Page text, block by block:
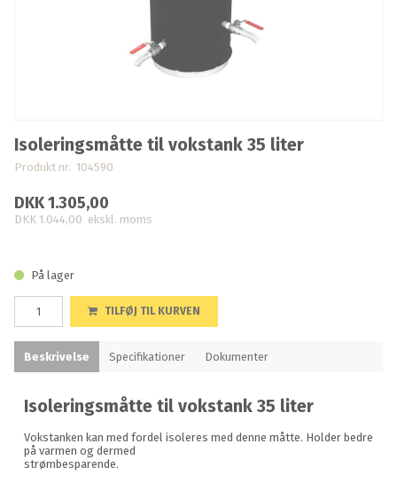
Isoleringsmåtte til vokstank 35 liter
Produkt nr. 104590
DKK 1.305,00
DKK 1.044,00 ekskl. moms
På lager
TILFØJ TIL KURVEN
Beskrivelse Specifikationer Dokumenter
Isoleringsmåtte til vokstank 35 liter
Vokstanken kan med fordel isoleres med denne måtte. Holder bedre
på varmen og dermed
strømbesparende.